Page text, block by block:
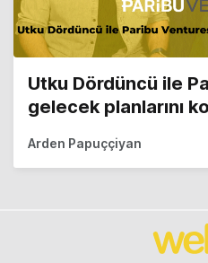
Utku Dördüncü ile
gelecek planlarını
Arden Papuççiyan